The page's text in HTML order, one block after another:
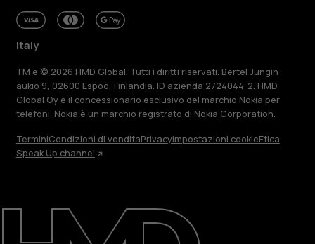
Ripara, riutilizza, ricicla
Sostenibilità
Italy
TM e © 2026 HMD Global. Tutti i diritti riservati. Bertel Jungin
aukio 9, 02600 Espoo, Finlandia. ID azienda 2724044-2. HMD
Global Oy è il concessionario esclusivo del marchio Nokia per
telefoni. Nokia è un marchio registrato di Nokia Corporation.
TerminiCondizioni di venditaPrivacyImpostazioni cookieEtica
Speak Up channel